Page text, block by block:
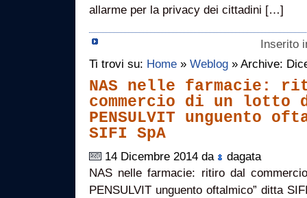
allarme per la privacy dei cittadini […]
Inserito
Ti trovi su: Home » Weblog » Archive:
NAS nelle farmacie:
commercio di un lotto
PENSULVIT unguento
SIFI SpA
14 Dicembre 2014 da
dagata
NAS nelle farmacie: ritiro dal
PENSULVIT unguento oftalmico” ditta